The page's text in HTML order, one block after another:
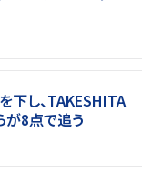
下し、TAKESHITA
が8点で追う